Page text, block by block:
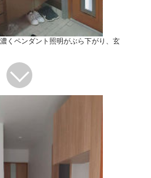
くペンダント照明がぶら下がり、玄